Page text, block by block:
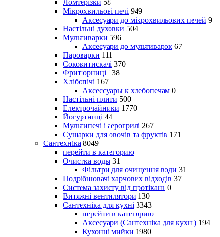
Ломтерізки 58
Мікрохвильові печі 949
Аксесуари до мікрохвильових печей 9
Настільні духовки 504
Мультиварки 596
Аксесуари до мультиварок 67
Пароварки 111
Соковитискачі 370
Фритюрниці 138
Хлібопічі 167
Аксессуары к хлебопечам 0
Настільні плити 500
Електрочайники 1770
Йогуртниці 44
Мультипечі і аерогрилі 267
Сушарки для овочів та фруктів 171
Сантехніка 8049
перейти в категорию
Очистка воды 31
Фільтри для очищення води 31
Подрібнювачі харчових відходів 37
Система захисту від протікань 0
Витяжні вентилятори 130
Сантехніка для кухні 3343
перейти в категорию
Аксесуари (Сантехніка для кухні) 194
Кухонні мийки 1980